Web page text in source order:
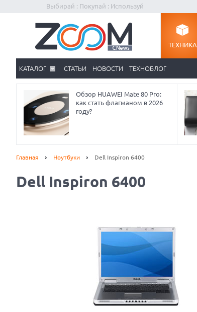
Выбирай : Покупай : Используй
ТЕХНИКА
КАТАЛОГ СТАТЬИ НОВОСТИ ТЕХНОБЛОГ
Обзор HUAWEI Mate 80 Pro:
как стать флагманом в 2026
году?
Главная Ноутбуки Dell Inspiron 6400
Dell Inspiron 6400